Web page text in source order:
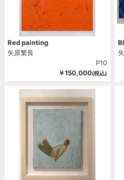
Red painting
矢原繁長
P10
￥150,000(税込)